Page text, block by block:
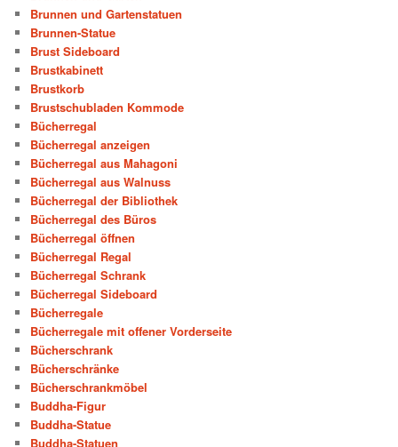
Brunnen und Gartenstatuen
Brunnen-Statue
Brust Sideboard
Brustkabinett
Brustkorb
Brustschubladen Kommode
Bücherregal
Bücherregal anzeigen
Bücherregal aus Mahagoni
Bücherregal aus Walnuss
Bücherregal der Bibliothek
Bücherregal des Büros
Bücherregal öffnen
Bücherregal Regal
Bücherregal Schrank
Bücherregal Sideboard
Bücherregale
Bücherregale mit offener Vorderseite
Bücherschrank
Bücherschränke
Bücherschrankmöbel
Buddha-Figur
Buddha-Statue
Buddha-Statuen